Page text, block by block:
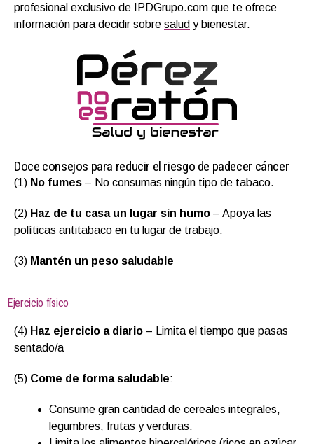
profesional exclusivo de IPDGrupo.com que te ofrece
información para decidir sobre salud y bienestar.
Doce consejos para reducir el riesgo de padecer cáncer
(1) No fumes – No consumas ningún tipo de tabaco.
(2) Haz de tu casa un lugar sin humo – Apoya las
políticas antitabaco en tu lugar de trabajo.
(3) Mantén un peso saludable
Ejercicio físico
(4) Haz ejercicio a diario – Limita el tiempo que pasas
sentado/a
(5) Come de forma saludable:
Consume gran cantidad de cereales integrales,
legumbres, frutas y verduras.